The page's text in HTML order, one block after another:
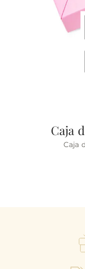
Caja
Caja